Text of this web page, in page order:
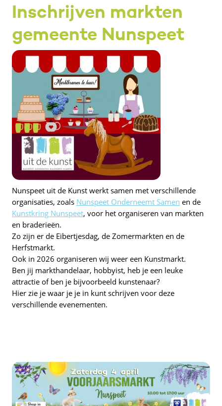
Inschrijven markten
gemeente Nunspeet
Nunspeet uit de Kunst werkt samen met verschillende
organisaties, zoals Nunspeet Onderneemt Samen en de
Kunstkring Nunspeet, voor het organiseren van markten
en braderieën.
Zo zijn er de Eibertjesdag, de Zomermarkten en de
Herfstmarkt.
Ook in 2026 organiseren wij weer een Kunstmarkt.
Ben jij markthandelaar, hobbyist, heb je een leuke
attractie of ben je bijvoorbeeld kunstenaar?
Hier zie je waar je je in kunt schrijven voor deze
verschillende evenementen.